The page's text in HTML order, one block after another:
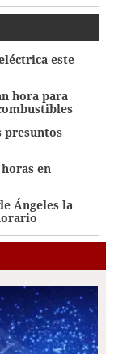
este
hora para
presuntos
en
Ángeles la